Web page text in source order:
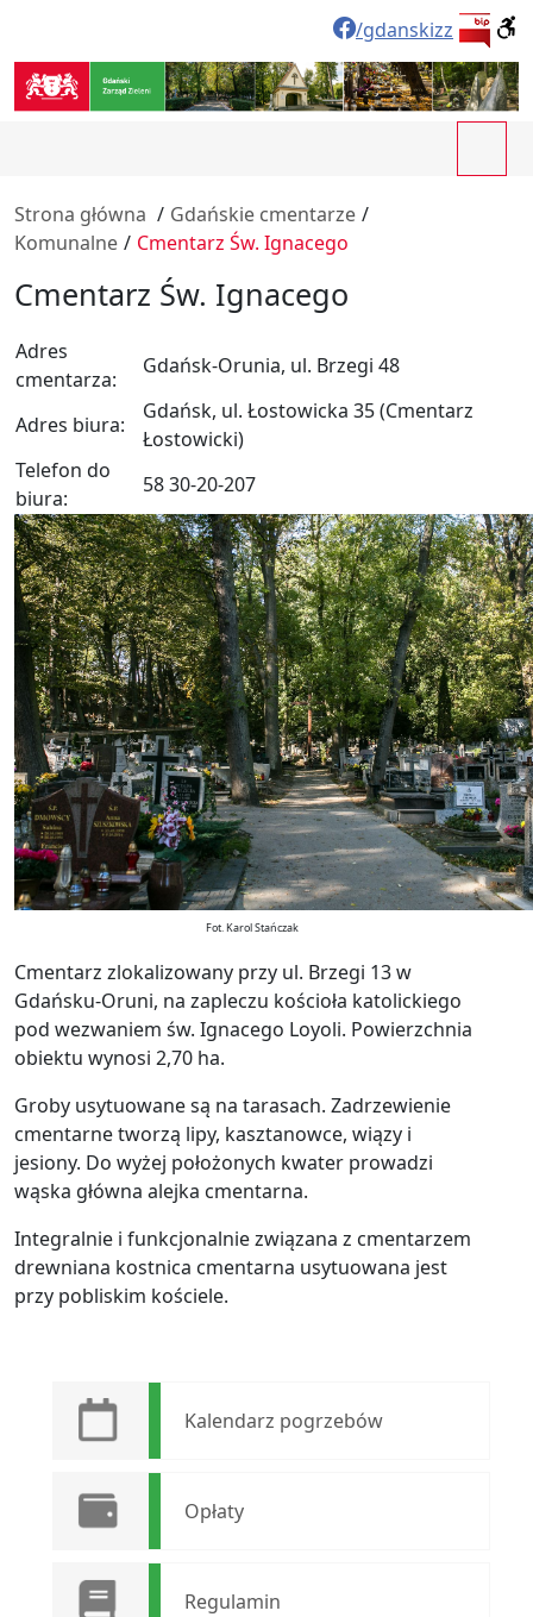
/gdanskizz
Strona główna / Gdańskie cmentarze /
Komunalne / Cmentarz Św. Ignacego
Cmentarz Św. Ignacego
Adres
cmentarza:
Gdańsk-Orunia, ul. Brzegi 48
Adres biura:
Gdańsk, ul. Łostowicka 35 (Cmentarz
Łostowicki)
Telefon do
biura:
58 30-20-207
Fot. Karol Stańczak
Cmentarz zlokalizowany przy ul. Brzegi 13 w
Gdańsku-Oruni, na zapleczu kościoła katolickiego
pod wezwaniem św. Ignacego Loyoli. Powierzchnia
obiektu wynosi 2,70 ha.
Groby usytuowane są na tarasach. Zadrzewienie
cmentarne tworzą lipy, kasztanowce, wiązy i
jesiony. Do wyżej położonych kwater prowadzi
wąska główna alejka cmentarna.
Integralnie i funkcjonalnie związana z cmentarzem
drewniana kostnica cmentarna usytuowana jest
przy pobliskim kościele.
Kalendarz pogrzebów
Opłaty
Regulamin